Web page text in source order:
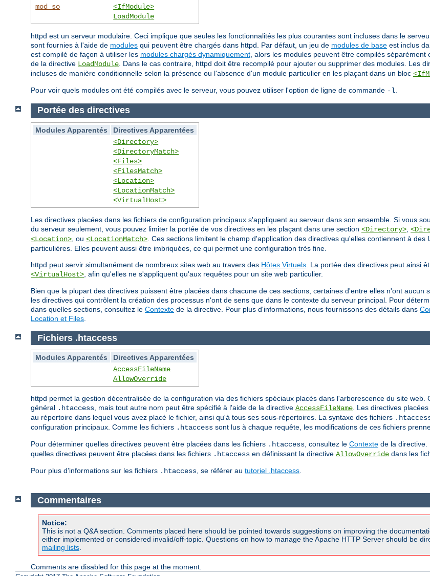
mod_so
<IfModule>
LoadModule
httpd est un serveur modulaire. Ceci implique que seules les fonctionnalités les plus courantes sont incluses dans le
sont fournies à l'aide de modules qui peuvent être chargés dans httpd. Par défaut, un jeu de modules de base est inclus
est compilé de façon à utiliser les modules chargés dynamiquement, alors les modules peuvent être compilés
de la directive LoadModule. Dans le cas contraire, httpd doit être recompilé pour ajouter ou supprimer des modules. Les
incluses de manière conditionnelle selon la présence ou l'absence d'un module particulier en les plaçant dans un bloc
Pour voir quels modules ont été compilés avec le serveur, vous pouvez utiliser l'option de ligne de commande -l.
Portée des directives
Modules Apparentés
Directives Apparentées
<Directory>
<DirectoryMatch>
<Files>
<FilesMatch>
<Location>
<LocationMatch>
<VirtualHost>
Les directives placées dans les fichiers de configuration principaux s'appliquent au serveur dans son ensemble. Si vous
du serveur seulement, vous pouvez limiter la portée de vos directives en les plaçant dans une section <Directory>
<Location> , ou <LocationMatch> . Ces sections limitent le champ d'application des directives qu'elles contiennent à
particulières. Elles peuvent aussi être imbriquées, ce qui permet une configuration très fine.
httpd peut servir simultanément de nombreux sites web au travers des Hôtes Virtuels . La portée des directives peut ainsi
<VirtualHost> , afin qu'elles ne s'appliquent qu'aux requêtes pour un site web particulier.
Bien que la plupart des directives puissent être placées dans chacune de ces sections, certaines d'entre elles n'ont aucun
les directives qui contrôlent la création des processus n'ont de sens que dans le contexte du serveur principal. Pour
dans quelles sections, consultez le Contexte de la directive. Pour plus d'informations, nous fournissons des détails dans
Location et Files
Fichiers .htaccess
Modules Apparentés
Directives Apparentées
AccessFileName
AllowOverride
httpd permet la gestion décentralisée de la configuration via des fichiers spéciaux placés dans l'arborescence du site web.
général .htaccess, mais tout autre nom peut être spécifié à l'aide de la directive AccessFileName. Les directives
au répertoire dans lequel vous avez placé le fichier, ainsi qu'à tous ses sous-répertoires. La syntaxe des fichiers
configuration principaux. Comme les fichiers .htaccess sont lus à chaque requête, les modifications de ces fichiers
Pour déterminer quelles directives peuvent être placées dans les fichiers .htaccess, consultez le Contexte de la
quelles directives peuvent être placées dans les fichiers .htaccess en définissant la directive AllowOverride dans les
Pour plus d'informations sur les fichiers .htaccess, se référer au tutoriel .htaccess.
Commentaires
Notice:
This is not a Q&A section. Comments placed here should be pointed towards suggestions on improving the
either implemented or considered invalid/off-topic. Questions on how to manage the Apache HTTP Server should be
mailing lists.
Comments are disabled for this page at the moment.